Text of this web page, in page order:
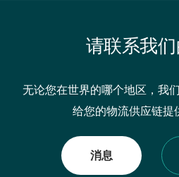
请联系我
无论您在世界的哪个地区，我
给您的物流供应链提
消息